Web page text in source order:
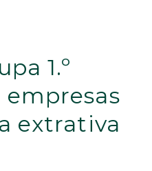
1.º
extrativa